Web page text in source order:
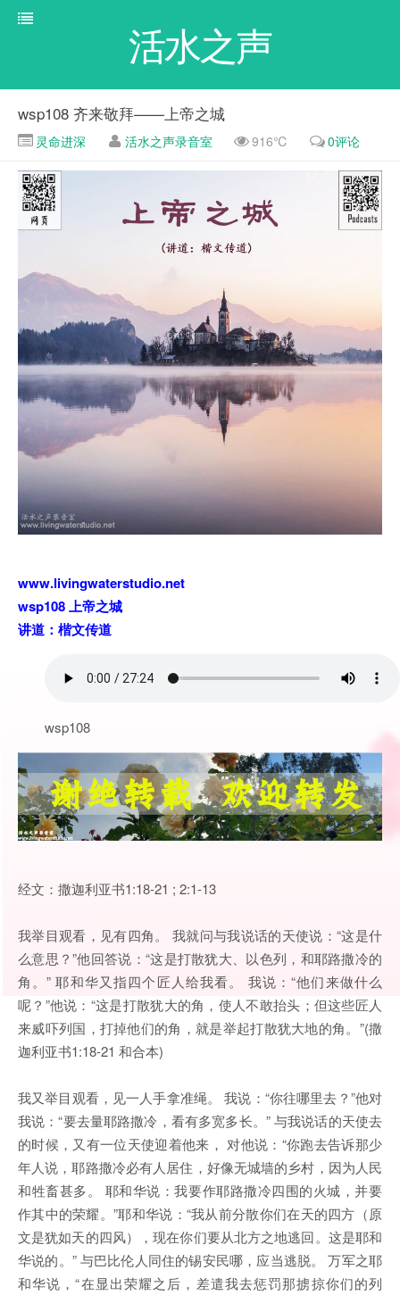
活水之声
wsp108 齐来敬拜——上帝之城
灵命进深 活水之声录音室 916℃ 0评论
www.livingwaterstudio.net
wsp108 上帝之城
讲道：楷文传道
wsp108
经文：撒迦利亚书1:18-21 ; 2:1-13
我举目观看，见有四角。 我就问与我说话的天使说：“这是什
么意思？”他回答说：“这是打散犹大、以色列，和耶路撒冷的
角。” 耶和华又指四个匠人给我看。 我说：“他们来做什么
呢？”他说：“这是打散犹大的角，使人不敢抬头；但这些匠人
来威吓列国，打掉他们的角，就是举起打散犹大地的角。”(撒
迦利亚书1:18-21 和合本)
我又举目观看，见一人手拿准绳。 我说：“你往哪里去？”他对
我说：“要去量耶路撒冷，看有多宽多长。” 与我说话的天使去
的时候，又有一位天使迎着他来， 对他说：“你跑去告诉那少
年人说，耶路撒冷必有人居住，好像无城墙的乡村，因为人民
和牲畜甚多。 耶和华说：我要作耶路撒冷四围的火城，并要
作其中的荣耀。”耶和华说：“我从前分散你们在天的四方（原
文是犹如天的四风），现在你们要从北方之地逃回。这是耶和
华说的。” 与巴比伦人同住的锡安民哪，应当逃脱。 万军之耶
和华说，“在显出荣耀之后，差遣我去惩罚那掳掠你们的列